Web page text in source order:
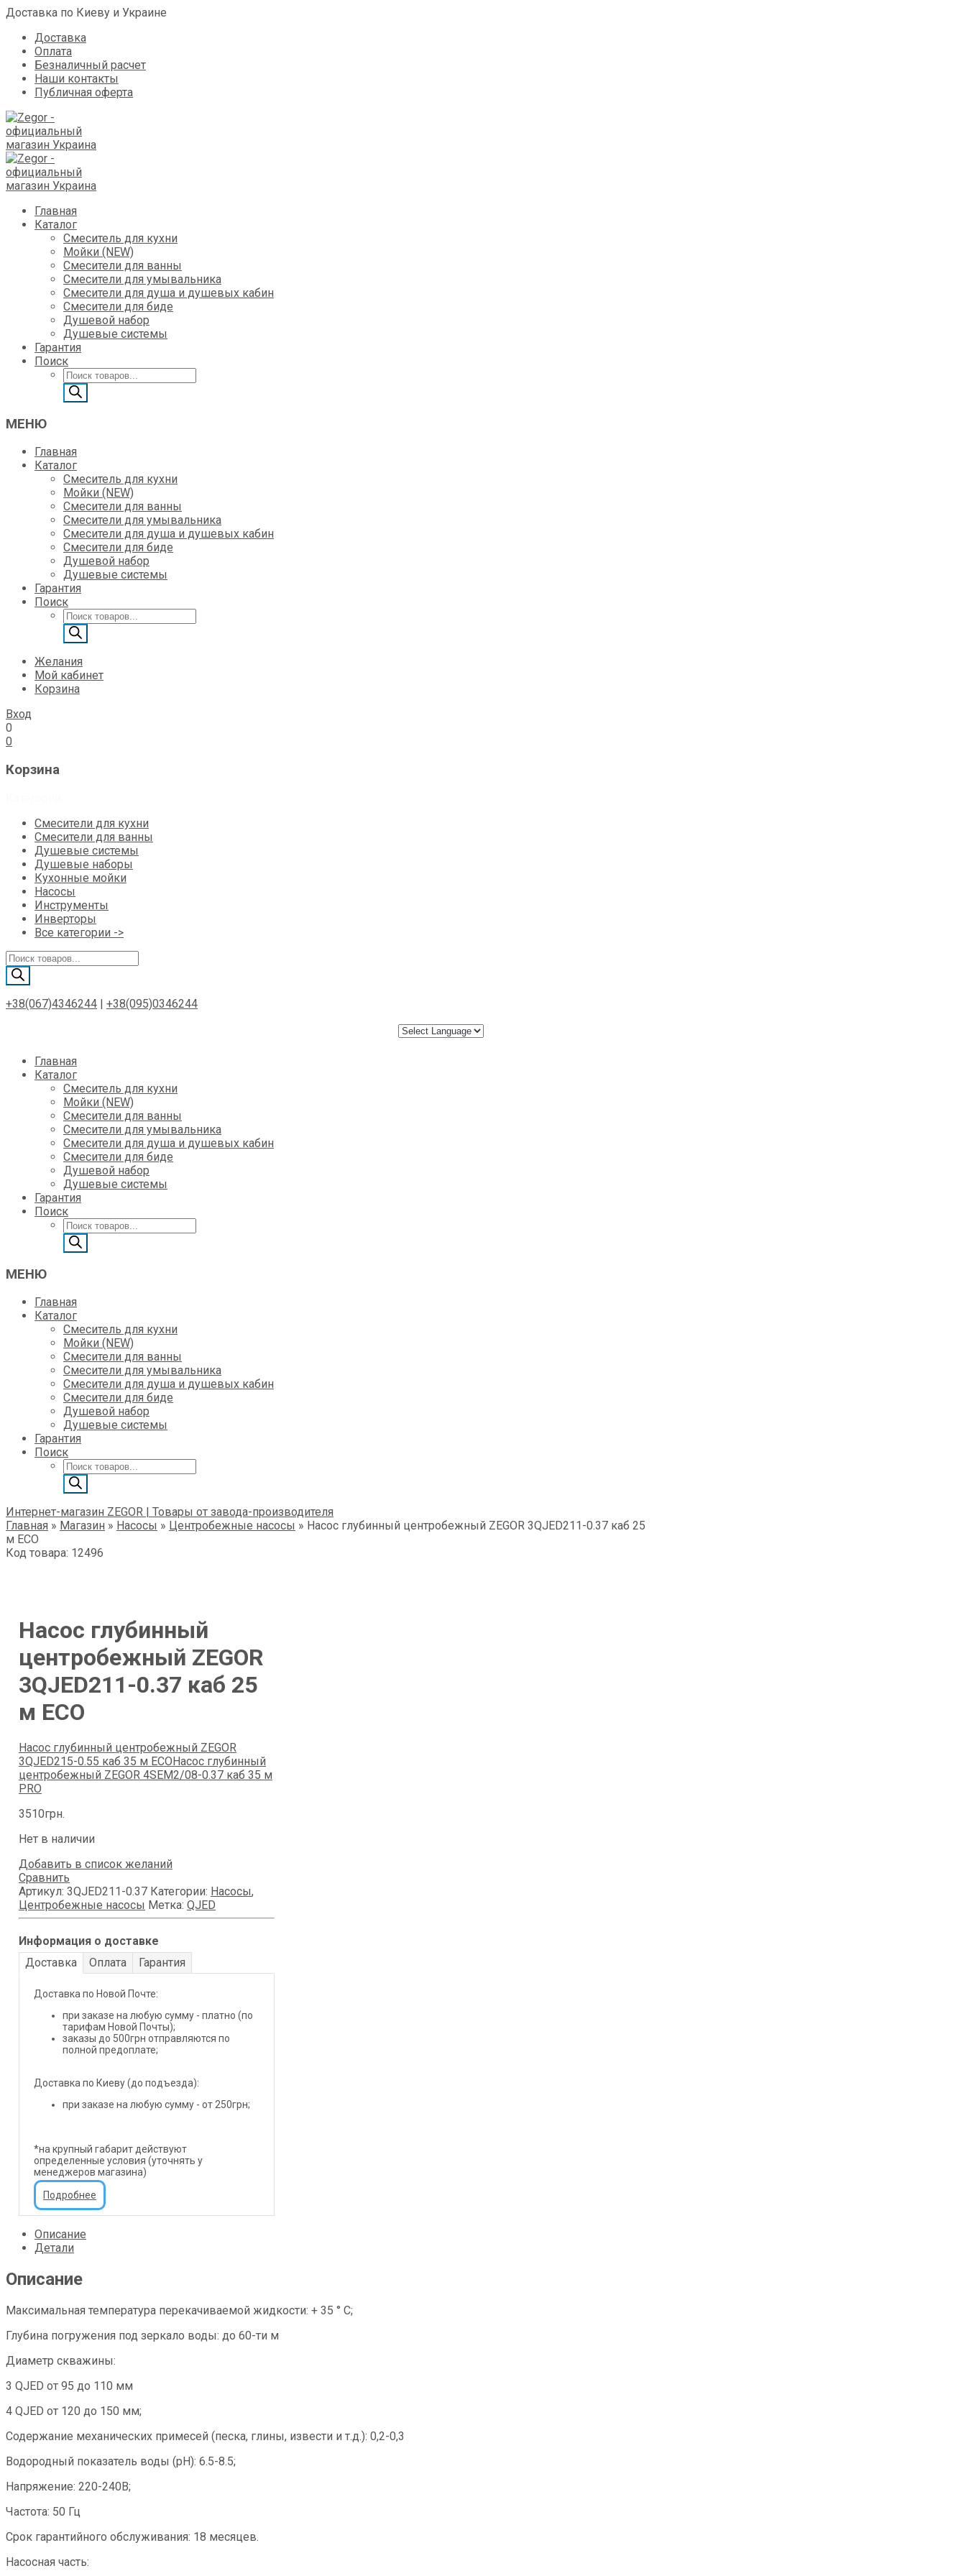
Доставка по Киеву и Украине
Доставка
Оплата
Безналичный расчет
Наши контакты
Публичная оферта
Skip
Главная
Каталог
Смеситель для кухни
Мойки (NEW)
Смесители для ванны
Смесители для умывальника
Смесители для душа и душевых кабин
Смесители для биде
Душевой набор
Душевые системы
Гарантия
Поиск
Поиск
товаров
МЕНЮ
Главная
Каталог
Смеситель для кухни
Мойки (NEW)
Смесители для ванны
Смесители для умывальника
Смесители для душа и душевых кабин
Смесители для биде
Душевой набор
Душевые системы
Гарантия
Поиск
Поиск
товаров
Желания
Мой кабинет
Корзина
Вход
0
0
Корзина
Смесители для кухни
Смесители для ванны
Душевые системы
Душевые наборы
Кухонные мойки
Насосы
Инструменты
Инверторы
Все категории ->
Поиск
товаров
+38(067)4346244 | +38(095)0346244
Skip
Главная
Каталог
Смеситель для кухни
Мойки (NEW)
Смесители для ванны
Смесители для умывальника
Смесители для душа и душевых кабин
Смесители для биде
Душевой набор
Душевые системы
Гарантия
Поиск
Поиск
товаров
МЕНЮ
Главная
Каталог
Смеситель для кухни
Мойки (NEW)
Смесители для ванны
Смесители для умывальника
Смесители для душа и душевых кабин
Смесители для биде
Душевой набор
Душевые системы
Гарантия
Поиск
Поиск
товаров
Интернет-магазин ZEGOR | Товары от завода-производителя
Главная » Магазин » Насосы » Центробежные насосы » Насос глубинный центробежный ZEGOR 3QJED211-0.37 каб 25
м ECO
Код товара: 12496
Насос глубинный
центробежный ZEGOR
3QJED211-0.37 каб 25
м ECO
Насос глубинный центробежный ZEGOR
3QJED215-0.55 каб 35 м ECO Насос глубинный
центробежный ZEGOR 4SEM2/08-0.37 каб 35 м
PRO
3510грн.
Нет в наличии
Добавить в список желаний
Сравнить
Артикул: 3QJED211-0.37 Категории: Насосы,
Центробежные насосы Метка: QJED
Информация о доставке
Доставка
Оплата Гарантия
Доставка по Новой Почте:
при заказе на любую сумму - платно (по
тарифам Новой Почты);
заказы до 500грн отправляются по
полной предоплате;
Доставка по Киеву (до подъезда):
при заказе на любую сумму - от 250грн;
*на крупный габарит действуют
определенные условия (уточнять у
менеджеров магазина)
Подробнее
Описание
Детали
Описание
Максимальная температура перекачиваемой жидкости: + 35 ° C;
Глубина погружения под зеркало воды: до 60-ти м
Диаметр скважины:
3 QJED от 95 до 110 мм
4 QJED от 120 до 150 мм;
Содержание механических примесей (песка, глины, извести и т.д.): 0,2-0,3
Водородный показатель воды (рН): 6.5-8.5;
Hапряжение: 220-240B;
Частота: 50 Гц
Срок гарантийного обслуживания: 18 месяцев.
Насосная часть: